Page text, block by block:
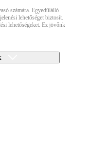
számára. Egyedülálló
lehetőséget biztosít.
lehetőségeket. Ez jövőnk